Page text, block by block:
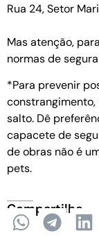
Rua 24, Setor
Mas atenção,
normas de
*Para prevenir
salto. Dê
capacete de
de obras não é
pets.
Compartilhe